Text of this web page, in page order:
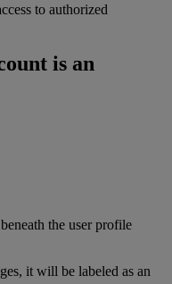
to authorized
is an
the user profile
it will be labeled as an